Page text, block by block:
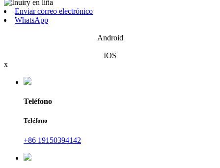
Enviar correo electrónico
WhatsApp
Android
IOS
x
Teléfono
Teléfono
+86 19150394142